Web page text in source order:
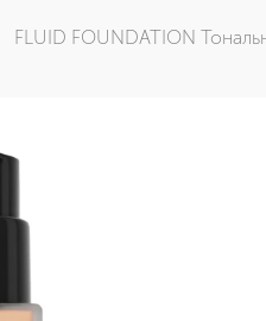
FLUID FOUNDATION